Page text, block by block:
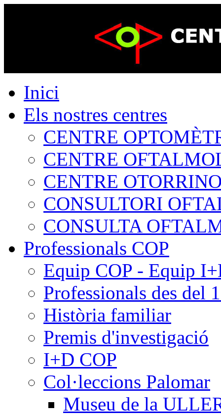
Inici
Els nostres centres
CENTRE
CENTRE
CENTRE
CONSULTORI
CONSULTA
Professionals COP
Equip COP - Equip
Professionals des del
Història familiar
Premis d'investigació
I+D COP
Col·leccions Palomar
Museu de la